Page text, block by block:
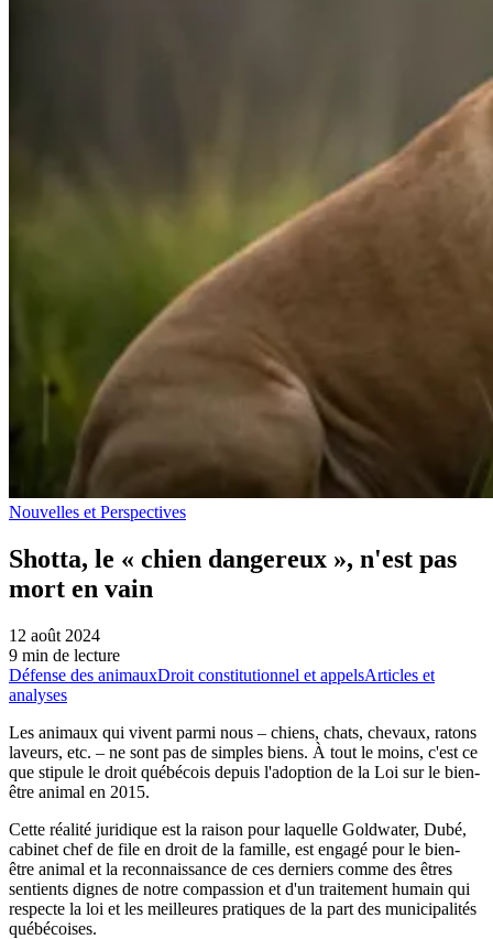
Nouvelles et Perspectives
Shotta, le « chien dangereux », n'est pas
mort en vain
12 août 2024
9 min de lecture
Défense des animauxDroit constitutionnel et appelsArticles et
analyses
Les animaux qui vivent parmi nous – chiens, chats, chevaux, ratons
laveurs, etc. – ne sont pas de simples biens. À tout le moins, c'est ce
que stipule le droit québécois depuis l'adoption de la Loi sur le bien-
être animal en 2015.
Cette réalité juridique est la raison pour laquelle Goldwater, Dubé,
cabinet chef de file en droit de la famille, est engagé pour le bien-
être animal et la reconnaissance de ces derniers comme des êtres
sentients dignes de notre compassion et d'un traitement humain qui
respecte la loi et les meilleures pratiques de la part des municipalités
québécoises.